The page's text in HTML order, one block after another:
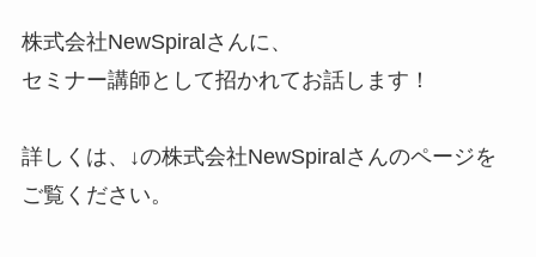
株式会社NewSpiralさんに、
セミナー講師として招かれてお話します！
詳しくは、↓の株式会社NewSpiralさんのページを
ご覧ください。